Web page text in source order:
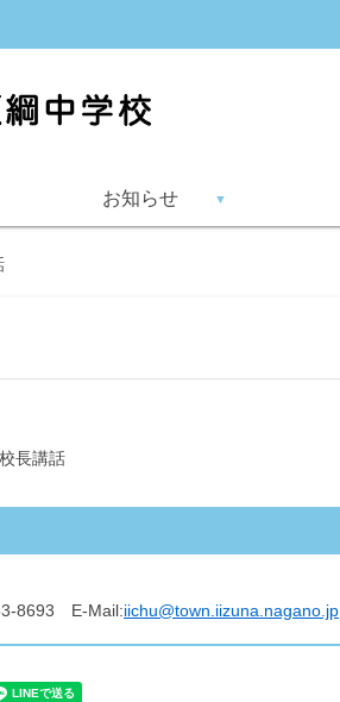
お知らせ
校長講話
8693 E-Mail:iichu@town.iizuna.nagano.jp